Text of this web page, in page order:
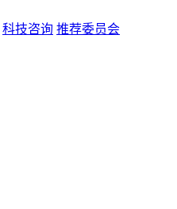
科技咨询 推荐委员会